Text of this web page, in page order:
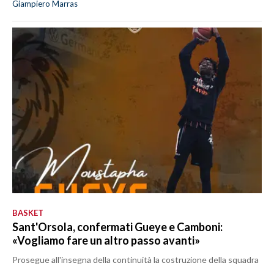
Giampiero Marras
BASKET
Sant'Orsola, confermati Gueye e Camboni:
«Vogliamo fare un altro passo avanti»
Prosegue all'insegna della continuità la costruzione della squadra